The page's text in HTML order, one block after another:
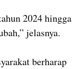
2024 hingga
jelasnya.
berharap